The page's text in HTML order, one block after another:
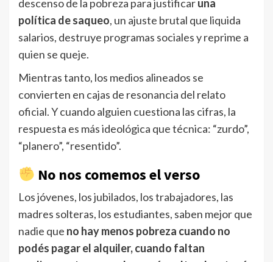
descenso de la pobreza para justificaruna
política de saqueo, un ajuste brutal que liquida
salarios, destruye programas sociales y reprime a
quien se queje.
Mientras tanto, los medios alineados se
convierten en cajas de resonancia del relato
oficial. Y cuando alguien cuestiona las cifras, la
respuesta es más ideológica que técnica: “zurdo”,
“planero”, “resentido”.
No nos comemos el verso
Los jóvenes, los jubilados, los trabajadores, las
madres solteras, los estudiantes, saben mejor que
nadie que no hay menos pobreza cuando no
podés pagar el alquiler, cuando faltan